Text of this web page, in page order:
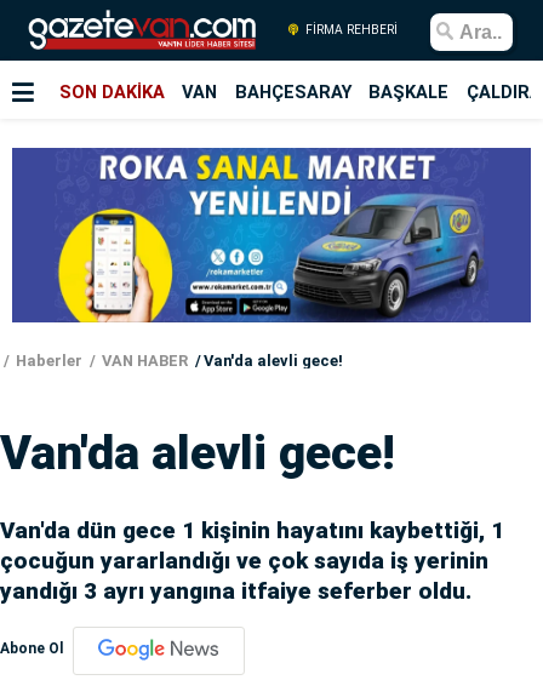
FİRMA REHBERİ
SON DAKİKA VAN BAHÇESARAY BAŞKALE
Haberler VAN HABER Van'da alevli gece!
Van'da alevli gece!
Van'da dün gece 1 kişinin hayatını kaybettiği, 1
çocuğun yararlandığı ve çok sayıda iş yerinin
yandığı 3 ayrı yangına itfaiye seferber oldu.
Abone Ol